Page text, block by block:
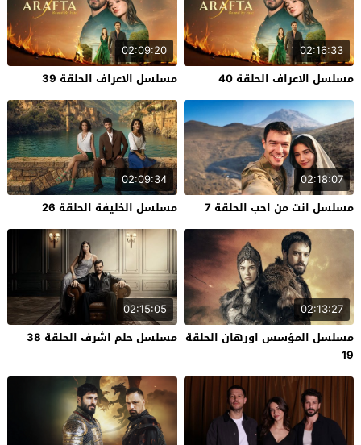
02:16:33
مسلسل الاعراف الحلقة 40
02:09:20
مسلسل الاعراف الحلقة 39
02:18:07
مسلسل انت من احب الحلقة 7
02:09:34
مسلسل الخليفة الحلقة 26
02:13:27
مسلسل المؤسس اورهان الحلقة
19
02:15:05
مسلسل حلم اشرف الحلقة 38